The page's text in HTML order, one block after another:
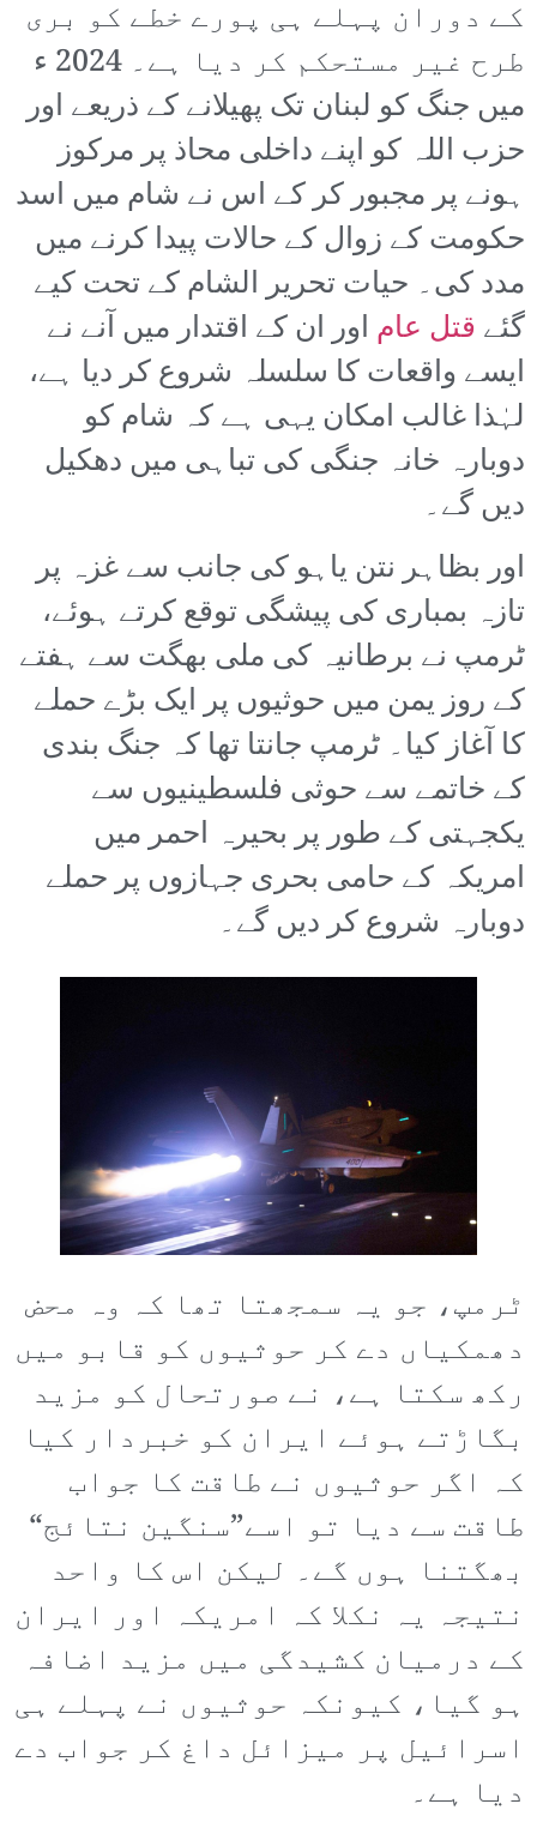
کے دوران پہلے ہی پورے خطے کو بری
طرح غیر مستحکم کر دیا ہے۔ 2024 ء
میں جنگ کو لبنان تک پھیلانے کے ذریعے اور
حزب اللہ کو اپنے داخلی محاذ پر مرکوز
ہونے پر مجبور کر کے اس نے شام میں اسد
حکومت کے زوال کے حالات پیدا کرنے میں
مدد کی۔ حیات تحریر الشام کے تحت کیے
گئےقتل عام اور ان کے اقتدار میں آنے نے
ایسے واقعات کا سلسلہ شروع کر دیا ہے،
لہٰذا غالب امکان یہی ہے کہ شام کو
دوبارہ خانہ جنگی کی تباہی میں دھکیل
دیں گے۔
اور بظاہر نتن یاہو کی جانب سے غزہ پر
تازہ بمباری کی پیشگی توقع کرتے ہوئے،
ٹرمپ نے برطانیہ کی ملی بھگت سے ہفتے
کے روز یمن میں حوثیوں پر ایک بڑے حملے
کا آغاز کیا۔ ٹرمپ جانتا تھا کہ جنگ بندی
کے خاتمے سے حوثی فلسطینیوں سے
یکجہتی کے طور پر بحیرہ احمر میں
امریکہ کے حامی بحری جہازوں پر حملے
دوبارہ شروع کر دیں گے۔
ٹرمپ، جو یہ سمجھتا تھا کہ وہ محض
دھمکیاں دے کر حوثیوں کو قابو میں
رکھ سکتا ہے، نے صورتحال کو مزید
بگاڑتے ہوئے ایران کو خبردار کیا
کہ اگر حوثیوں نے طاقت کا جواب
طاقت سے دیا تو اسے”سنگین نتائج“
بھگتنا ہوں گے۔ لیکن اس کا واحد
نتیجہ یہ نکلا کہ امریکہ اور ایران
کے درمیان کشیدگی میں مزید اضافہ
ہو گیا، کیونکہ حوثیوں نے پہلے ہی
اسرائیل پر میزائل داغ کر جواب دے
دیا ہے۔